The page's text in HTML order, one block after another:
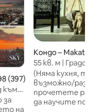
оценка: 4,98 от 5,
(397)
към
за
на
Кондо – Makati
55 кв. м |
Макати
(Няма кухня,
възможно/
прочетете
да научите